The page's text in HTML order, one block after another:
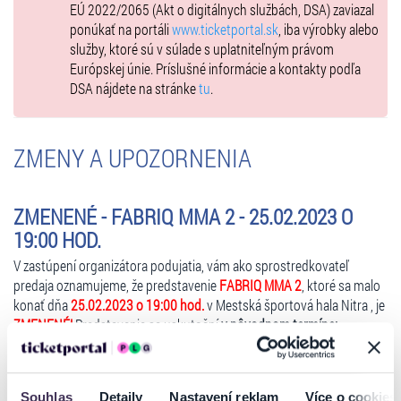
Souhlas Detaily Nastavení reklam Více o cookies
- nápoje (pivo, víno a nealkoholické nápoje).
EÚ 2022/2065 (Akt o digitálnych službách, DSA) zaviazal
ponúkať na portáliwww.ticketportal.sk, iba výrobky alebo
služby, ktoré sú v súlade s uplatniteľným právom
Európskej únie. Príslušné informácie a kontakty podľa
DSA nájdete na stránketu.
ZMENY A UPOZORNENIA
ZMENENÉ - FABRIQ MMA 2 - 25.02.2023 O
19:00 HOD.
V zastúpení organizátora podujatia, vám ako sprostredkovateľ
predaja oznamujeme, že predstavenieFABRIQ MMA 2, ktoré sa malo
konať dňa25.02.2023 o 19:00 hod.v Mestská športová hala Nitra , je
ZMENENÉ!Predstavenie sa uskutočnív pôvodnom termíne:
25.02.2023 ale v novom čase o 17:00 hod.
Zakúpené vstupenky zostávajú v platnosti.